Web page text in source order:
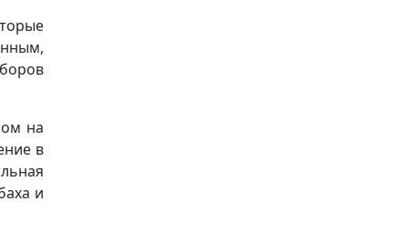
на
в
и